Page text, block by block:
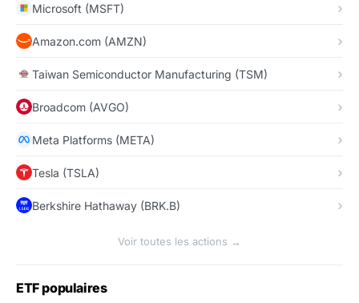
Microsoft (MSFT)
Amazon.com (AMZN)
Taiwan Semiconductor Manufacturing (TSM)
Broadcom (AVGO)
Meta Platforms (META)
Tesla (TSLA)
Berkshire Hathaway (BRK.B)
Voir toutes les actions →
ETF populaires